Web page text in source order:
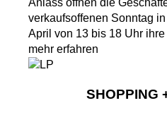
verkaufsoffenen Sonntag
April von 13 bis 18 Uhr ihre
mehr erfahren
SHOPPING